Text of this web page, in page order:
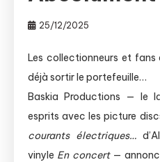
25/12/2025
Les collectionneurs et fans
déjà sortir le portefeuille…
Baskia Productions — le
esprits avec les picture
courants électriques…
vinyle En concert—